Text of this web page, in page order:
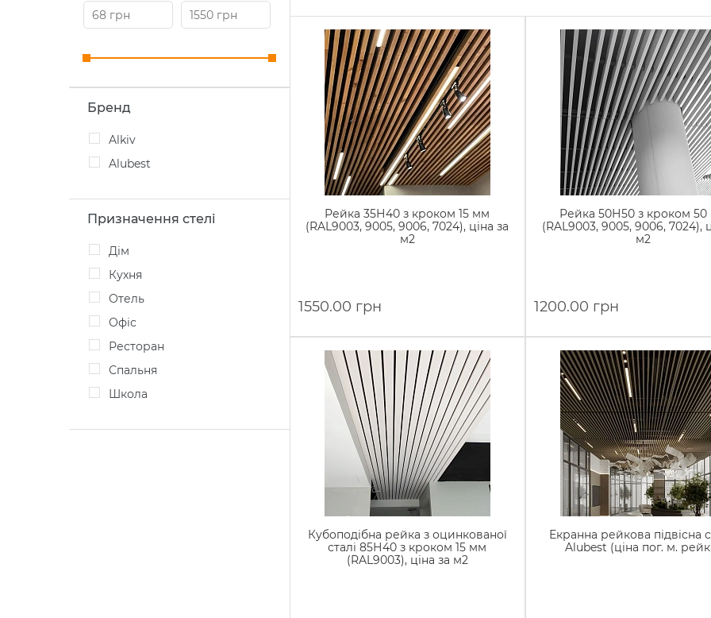
Бренд
Alkiv
Alubest
Призначення стелі
дім
кухня
Отель
офіс
Ресторан
спальня
Школа
Рейка 35Н40 з кроком 15 мм
(RAL9003, 9005, 9006, 7024), ціна за
м2
1550.00 грн
Рейка 50Н50 з кроком
(RAL9003, 9005, 9006, 7024),
м2
1200.00 грн
Кубоподібна рейка з оцинкованої
сталі 85Н40 з кроком 15 мм
(RAL9003), ціна за м2
Екранна рейкова підвісна
Alubest (ціна пог. м.